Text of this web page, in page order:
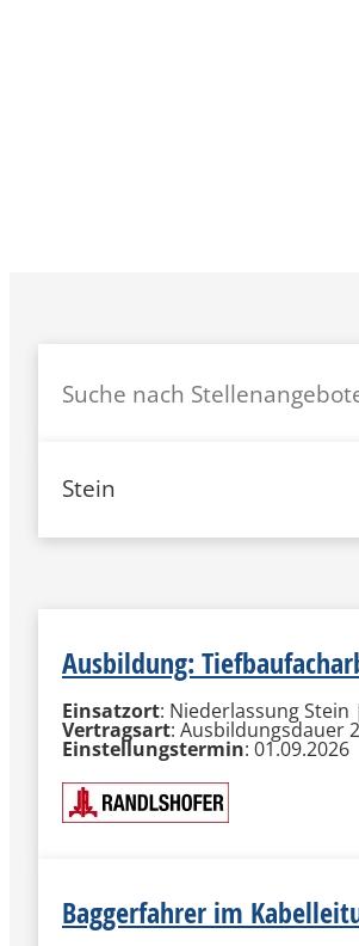
Stein
Ausbildung:
Einsatzort: Niederlassung
Vertragsart: Ausbildungsdauer
Einstellungstermin: 01.09.2026
Baggerfahrer im